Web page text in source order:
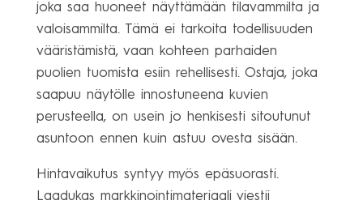
joka saa huoneet näyttämään tilavammilta ja
valoisammilta. Tämä ei tarkoita todellisuuden
vääristämistä, vaan kohteen parhaiden
puolien tuomista esiin rehellisesti. Ostaja, joka
saapuu näytölle innostuneena kuvien
perusteella, on usein jo henkisesti sitoutunut
asuntoon ennen kuin astuu ovesta sisään.
Hintavaikutus syntyy myös epäsuorasti.
Laadukas markkinointimateriaali viestii